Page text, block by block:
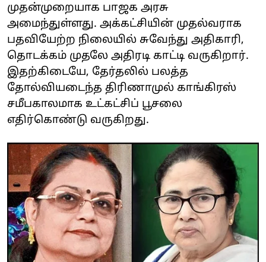
முதன்முறையாக பாஜக அரசு
அமைந்துள்ளது. அக்கட்சியின் முதல்வராக
பதவியேற்ற நிலையில் சுவேந்து அதிகாரி,
தொடக்கம் முதலே அதிரடி காட்டி வருகிறார்.
இதற்கிடையே, தேர்தலில் பலத்த
தோல்வியடைந்த திரிணாமுல் காங்கிரஸ்
சமீபகாலமாக உட்கட்சிப் பூசலை
எதிர்கொண்டு வருகிறது.